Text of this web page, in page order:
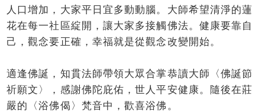
人口增加，大家平日宜多動動腦。大師希望清淨的蓮
花在每一社區綻開，讓大家多接觸佛法。健康要靠自
己，觀念要正確，幸福就是從觀念改變開始。
適逢佛誕，知貫法師帶領大眾合掌恭讀大師〈佛誕節
祈願文〉，感謝佛陀庇佑，世人平安健康。隨後在莊
嚴的〈浴佛偈〉梵音中，歡喜浴佛。